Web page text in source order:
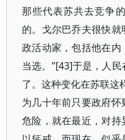
那些代表苏共去竞争
的。戈尔巴乔夫很快
政活动家，包括他在
当选。”[43]于是，人
了。这种变化在苏联这
为几十年前只要政府
危险，就在最近，对